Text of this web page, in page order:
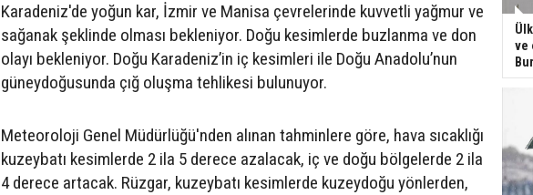
Karadeniz'de yoğun kar, İzmir ve Manisa çevrelerinde kuvvetli yağmur ve
sağanak şeklinde olması bekleniyor. Doğu kesimlerde buzlanma ve don
olayı bekleniyor. Doğu Karadeniz’in iç kesimleri ile Doğu Anadolu’nun
güneydoğusunda çığ oluşma tehlikesi bulunuyor.
Meteoroloji Genel Müdürlüğü'nden alınan tahminlere göre, hava sıcaklığı
kuzeybatı kesimlerde 2 ila 5 derece azalacak, iç ve doğu bölgelerde 2 ila
4 derece artacak. Rüzgar, kuzeybatı kesimlerde kuzeydoğu yönlerden,
ve